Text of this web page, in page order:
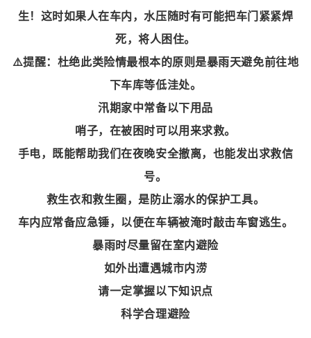
生！这时如果人在车内，水压随时有可能把车门紧紧焊
死，将人困住。
⚠️提醒：杜绝此类险情最根本的原则是暴雨天避免前往地
下车库等低洼处。
汛期家中常备以下用品
哨子，在被困时可以用来求救。
手电，既能帮助我们在夜晚安全撤离，也能发出求救信
号。
救生衣和救生圈，是防止溺水的保护工具。
车内应常备应急锤，以便在车辆被淹时敲击车窗逃生。
暴雨时尽量留在室内避险
如外出遭遇城市内涝
请一定掌握以下知识点
科学合理避险